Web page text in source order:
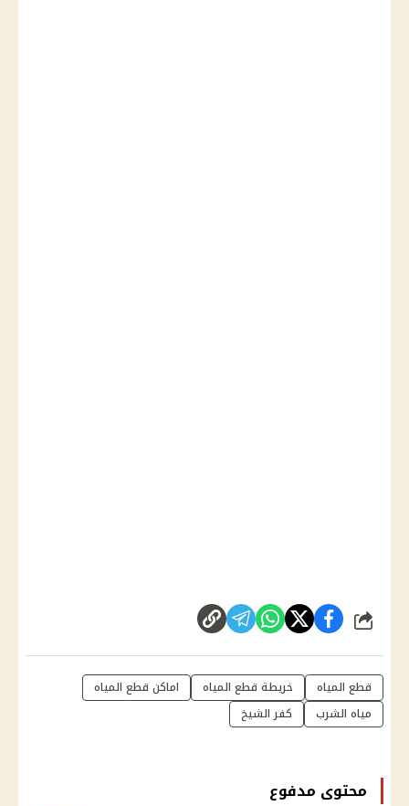
شارك
قطع المياه خريطة قطع المياه
اماكن قطع المياه
مياه الشرب
كفر الشيخ
محتوى مدفوع